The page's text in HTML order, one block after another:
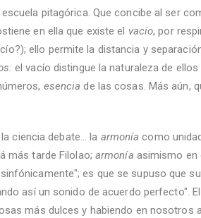
pitagórica. Que concibe al ser
en ella que existe el vacío, por
ello permite la distancia y
el vacío distingue la naturaleza de
esencia de las cosas. Más aún,
ciencia debate... la armonía como
más tarde Filolao; armonía asimismo en
es que se supuso que
así un sonido de acuerdo perfecto".
más dulces y habiendo en nosotros